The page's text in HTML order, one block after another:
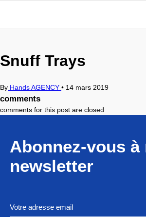
Snuff Trays
By Hands AGENCY • 14 mars 2019
comments
comments for this post are closed
Abonnez-vous à
newsletter